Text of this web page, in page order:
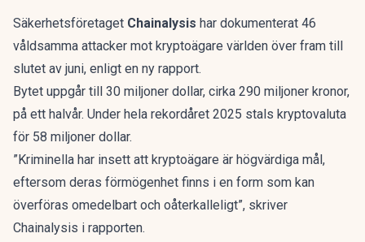
Säkerhetsföretaget Chainalysis har dokumenterat 46
våldsamma attacker mot kryptoägare världen över fram till
slutet av juni, enligt en ny rapport.
Bytet uppgår till 30 miljoner dollar, cirka 290 miljoner kronor,
på ett halvår. Under hela rekordåret 2025 stals kryptovaluta
för 58 miljoner dollar.
”Kriminella har insett att kryptoägare är högvärdiga mål,
eftersom deras förmögenhet finns i en form som kan
överföras omedelbart och oåterkalleligt”, skriver
Chainalysis i rapporten.